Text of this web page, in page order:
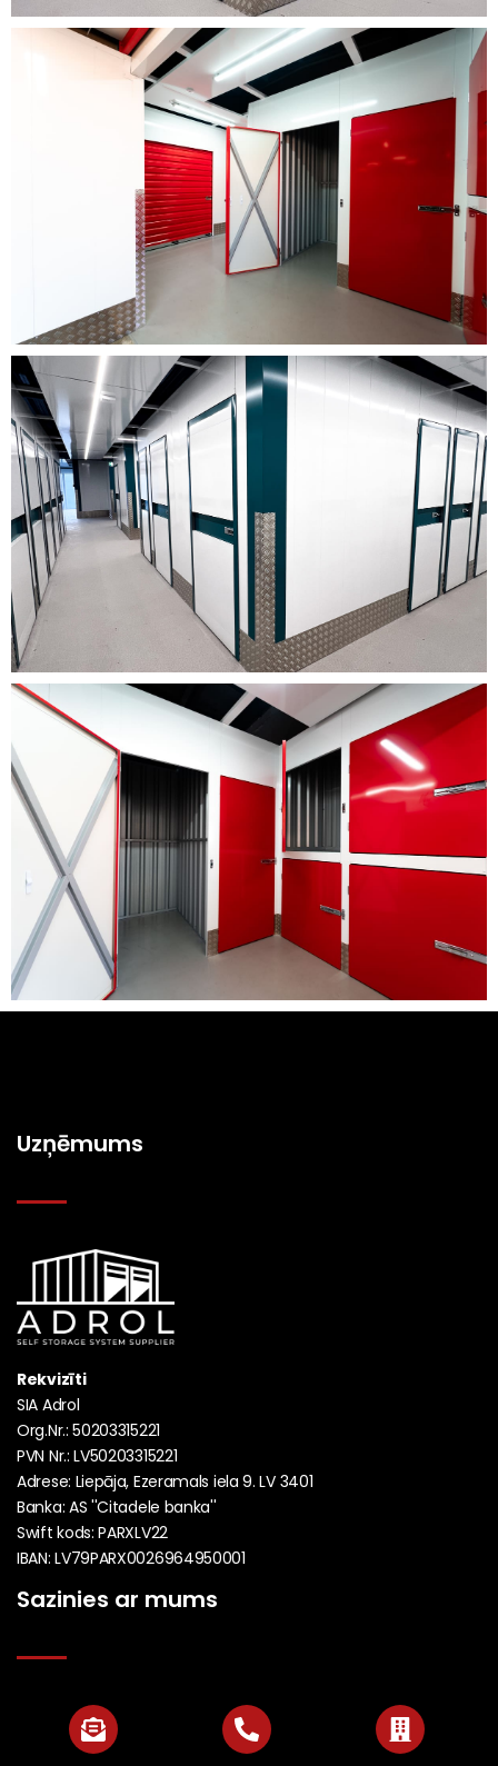
Uzņēmums
Rekvizīti
SIA Adrol
Org.Nr.: 50203315221
PVN Nr.: LV50203315221
Adrese: Liepāja, Ezeramals iela 9. LV 3401
Banka: AS ''Citadele banka''
Swift kods: PARXLV22
IBAN: LV79PARX0026964950001
Sazinies ar mums